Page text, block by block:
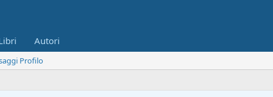
Autori
Profilo